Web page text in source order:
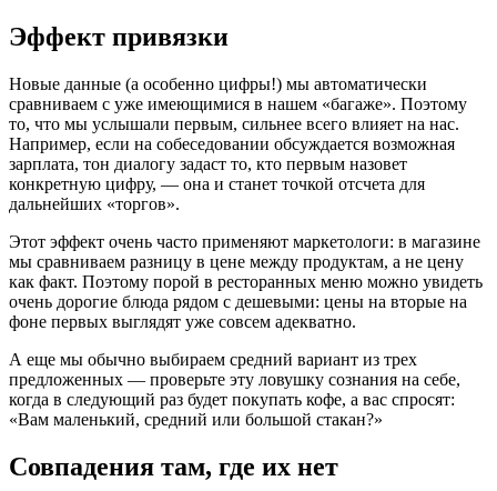
Эффект привязки
Новые данные (а особенно цифры!) мы автоматически
сравниваем с уже имеющимися в нашем «багаже». Поэтому
то, что мы услышали первым, сильнее всего влияет на нас.
Например, если на собеседовании обсуждается возможная
зарплата, тон диалогу задаст то, кто первым назовет
конкретную цифру, — она и станет точкой отсчета для
дальнейших «торгов».
Этот эффект очень часто применяют маркетологи: в магазине
мы сравниваем разницу в цене между продуктам, а не цену
как факт. Поэтому порой в ресторанных меню можно увидеть
очень дорогие блюда рядом с дешевыми: цены на вторые на
фоне первых выглядят уже совсем адекватно.
А еще мы обычно выбираем средний вариант из трех
предложенных — проверьте эту ловушку сознания на себе,
когда в следующий раз будет покупать кофе, а вас спросят:
«Вам маленький, средний или большой стакан?»
Совпадения там, где их нет